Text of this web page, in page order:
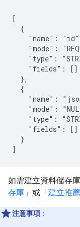
[
  {
"name":
"mode":
"type":
    "fields": []
  },
  {
"name":
"mode":
"type":
    "fields": []
  }
如需建立資料儲存
存庫 」或「建立推
注意事項 ：